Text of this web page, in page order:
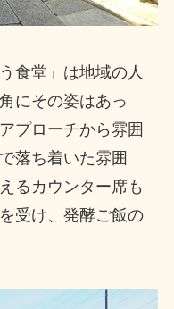
食堂」は地域の人
にその姿はあっ
プローチから雰囲
落ち着いた雰囲
るカウンター席も
受け、発酵ご飯の